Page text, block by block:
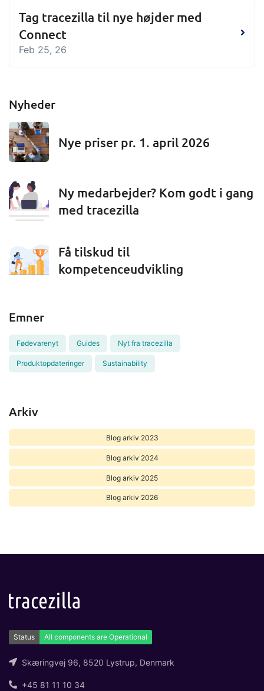
Tag tracezilla til nye højder med
Connect
Feb 25, 26
Nyheder
Nye priser pr. 1. april 2026
Ny medarbejder? Kom godt i gang
med tracezilla
Få tilskud til
kompetenceudvikling
Emner
Fødevarenyt Guides Nyt fra tracezilla
Produktopdateringer Sustainability
Arkiv
Blog arkiv 2023
Blog arkiv 2024
Blog arkiv 2025
Blog arkiv 2026
Skæringvej 96, 8520 Lystrup, Denmark
+45 81 11 10 34